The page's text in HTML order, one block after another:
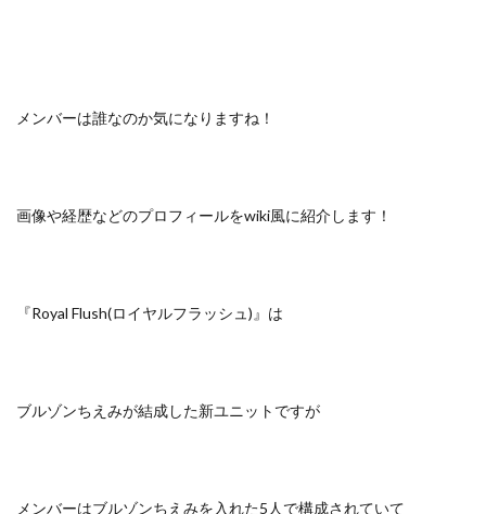
メンバーは誰なのか気になりますね！
画像や経歴などのプロフィールをwiki風に紹介します！
『Royal Flush(ロイヤルフラッシュ)』 は
ブルゾンちえみが結成した新ユニットですが
メンバーはブルゾンちえみを入れた5人で構成されていて